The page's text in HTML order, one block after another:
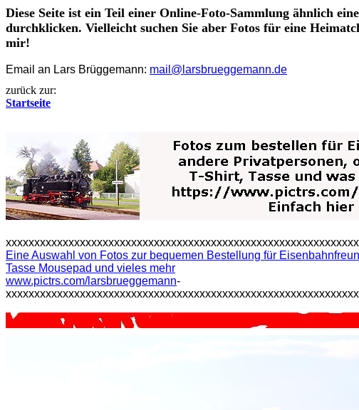
Diese Seite ist ein Teil einer Online-Foto-Sammlung ähnlich
durchklicken. Vielleicht suchen Sie aber Fotos für eine
mir!
Email an Lars Brüggemann: mail@larsbrueggemann.de
zurück zur:
Startseite
Eine Auswahl von Fotos zur bequemen Bestellung für
Tasse Mousepad und vieles mehr
www.pictrs.com/larsbrueggemann-